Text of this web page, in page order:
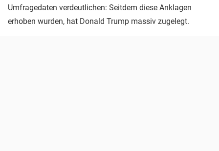
Umfragedaten verdeutlichen: Seitdem diese Anklagen
erhoben wurden, hat Donald Trump massiv zugelegt.